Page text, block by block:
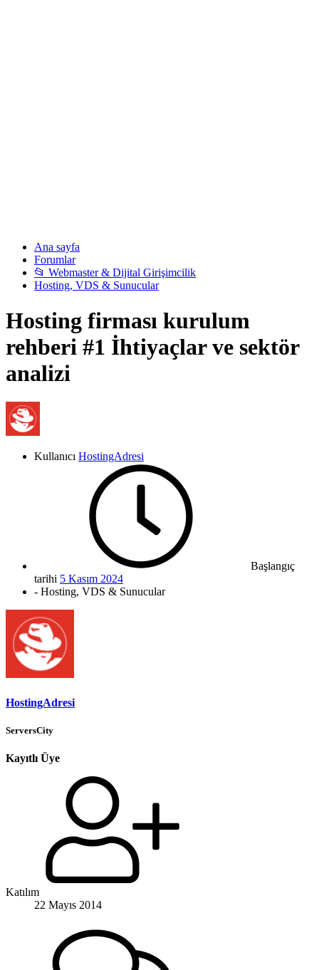
Ana sayfa
Forumlar
📂 Webmaster & Dijital Girişimcilik
Hosting, VDS & Sunucular
Hosting firması kurulum
rehberi #1 İhtiyaçlar ve sektör
analizi
Kullanıcı HostingAdresi
Başlangıç
tarihi 5 Kasım 2024
- Hosting, VDS & Sunucular
HostingAdresi
ServersCity
Kayıtlı Üye
Katılım
22 Mayıs 2014